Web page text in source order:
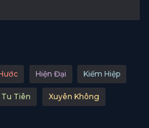
Hiện Đại Kiếm Hiệp
Tu Tiên Xuyên Không